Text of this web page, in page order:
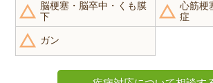
脳梗塞・脳卒中・くも膜
下
心筋梗
症
ガン